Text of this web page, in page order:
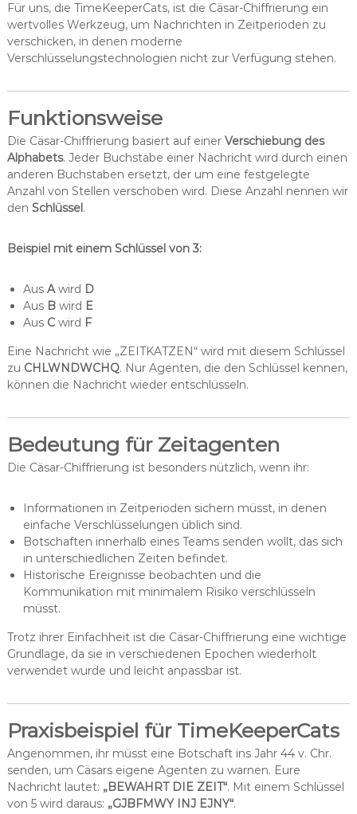
Für uns, die TimeKeeperCats, ist die Cäsar-Chiffrierung ein
wertvolles Werkzeug, um Nachrichten in Zeitperioden zu
verschicken, in denen moderne
Verschlüsselungstechnologien nicht zur Verfügung stehen.
Funktionsweise
Die Cäsar-Chiffrierung basiert auf einer Verschiebung des
Alphabets. Jeder Buchstabe einer Nachricht wird durch einen
anderen Buchstaben ersetzt, der um eine festgelegte
Anzahl von Stellen verschoben wird. Diese Anzahl nennen wir
den Schlüssel.
Beispiel mit einem Schlüssel von 3:
Aus Awird D
Aus Bwird E
Aus Cwird F
Eine Nachricht wie „ZEITKATZEN“ wird mit diesem Schlüssel
zu CHLWNDWCHQ. Nur Agenten, die den Schlüssel kennen,
können die Nachricht wieder entschlüsseln.
Bedeutung für Zeitagenten
Die Cäsar-Chiffrierung ist besonders nützlich, wenn ihr:
Informationen in Zeitperioden sichern müsst, in denen
einfache Verschlüsselungen üblich sind.
Botschaften innerhalb eines Teams senden wollt, das sich
in unterschiedlichen Zeiten befindet.
Historische Ereignisse beobachten und die
Kommunikation mit minimalem Risiko verschlüsseln
müsst.
Trotz ihrer Einfachheit ist die Cäsar-Chiffrierung eine wichtige
Grundlage, da sie in verschiedenen Epochen wiederholt
verwendet wurde und leicht anpassbar ist.
Praxisbeispiel für TimeKeeperCats
Angenommen, ihr müsst eine Botschaft ins Jahr 44 v. Chr.
senden, um Cäsars eigene Agenten zu warnen. Eure
Nachricht lautet: „BEWAHRT DIE ZEIT“. Mit einem Schlüssel
von 5 wird daraus: „GJBFMWY INJ EJNY“.